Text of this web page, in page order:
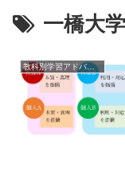
一橋大
教科別学習アドバイス